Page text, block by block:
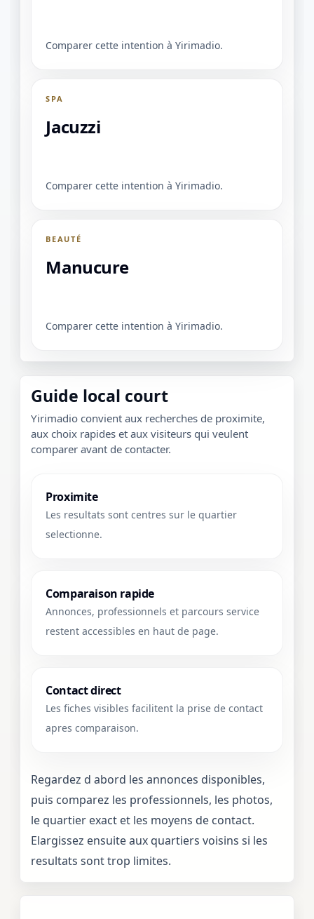
Comparer cette intention à Yirimadio.
SPA
Jacuzzi
Comparer cette intention à Yirimadio.
BEAUTÉ
Manucure
Comparer cette intention à Yirimadio.
Guide local court
Yirimadio convient aux recherches de proximite,
aux choix rapides et aux visiteurs qui veulent
comparer avant de contacter.
Proximite
Les resultats sont centres sur le quartier
selectionne.
Comparaison rapide
Annonces, professionnels et parcours service
restent accessibles en haut de page.
Contact direct
Les fiches visibles facilitent la prise de contact
apres comparaison.
Regardez d abord les annonces disponibles,
puis comparez les professionnels, les photos,
le quartier exact et les moyens de contact.
Elargissez ensuite aux quartiers voisins si les
resultats sont trop limites.